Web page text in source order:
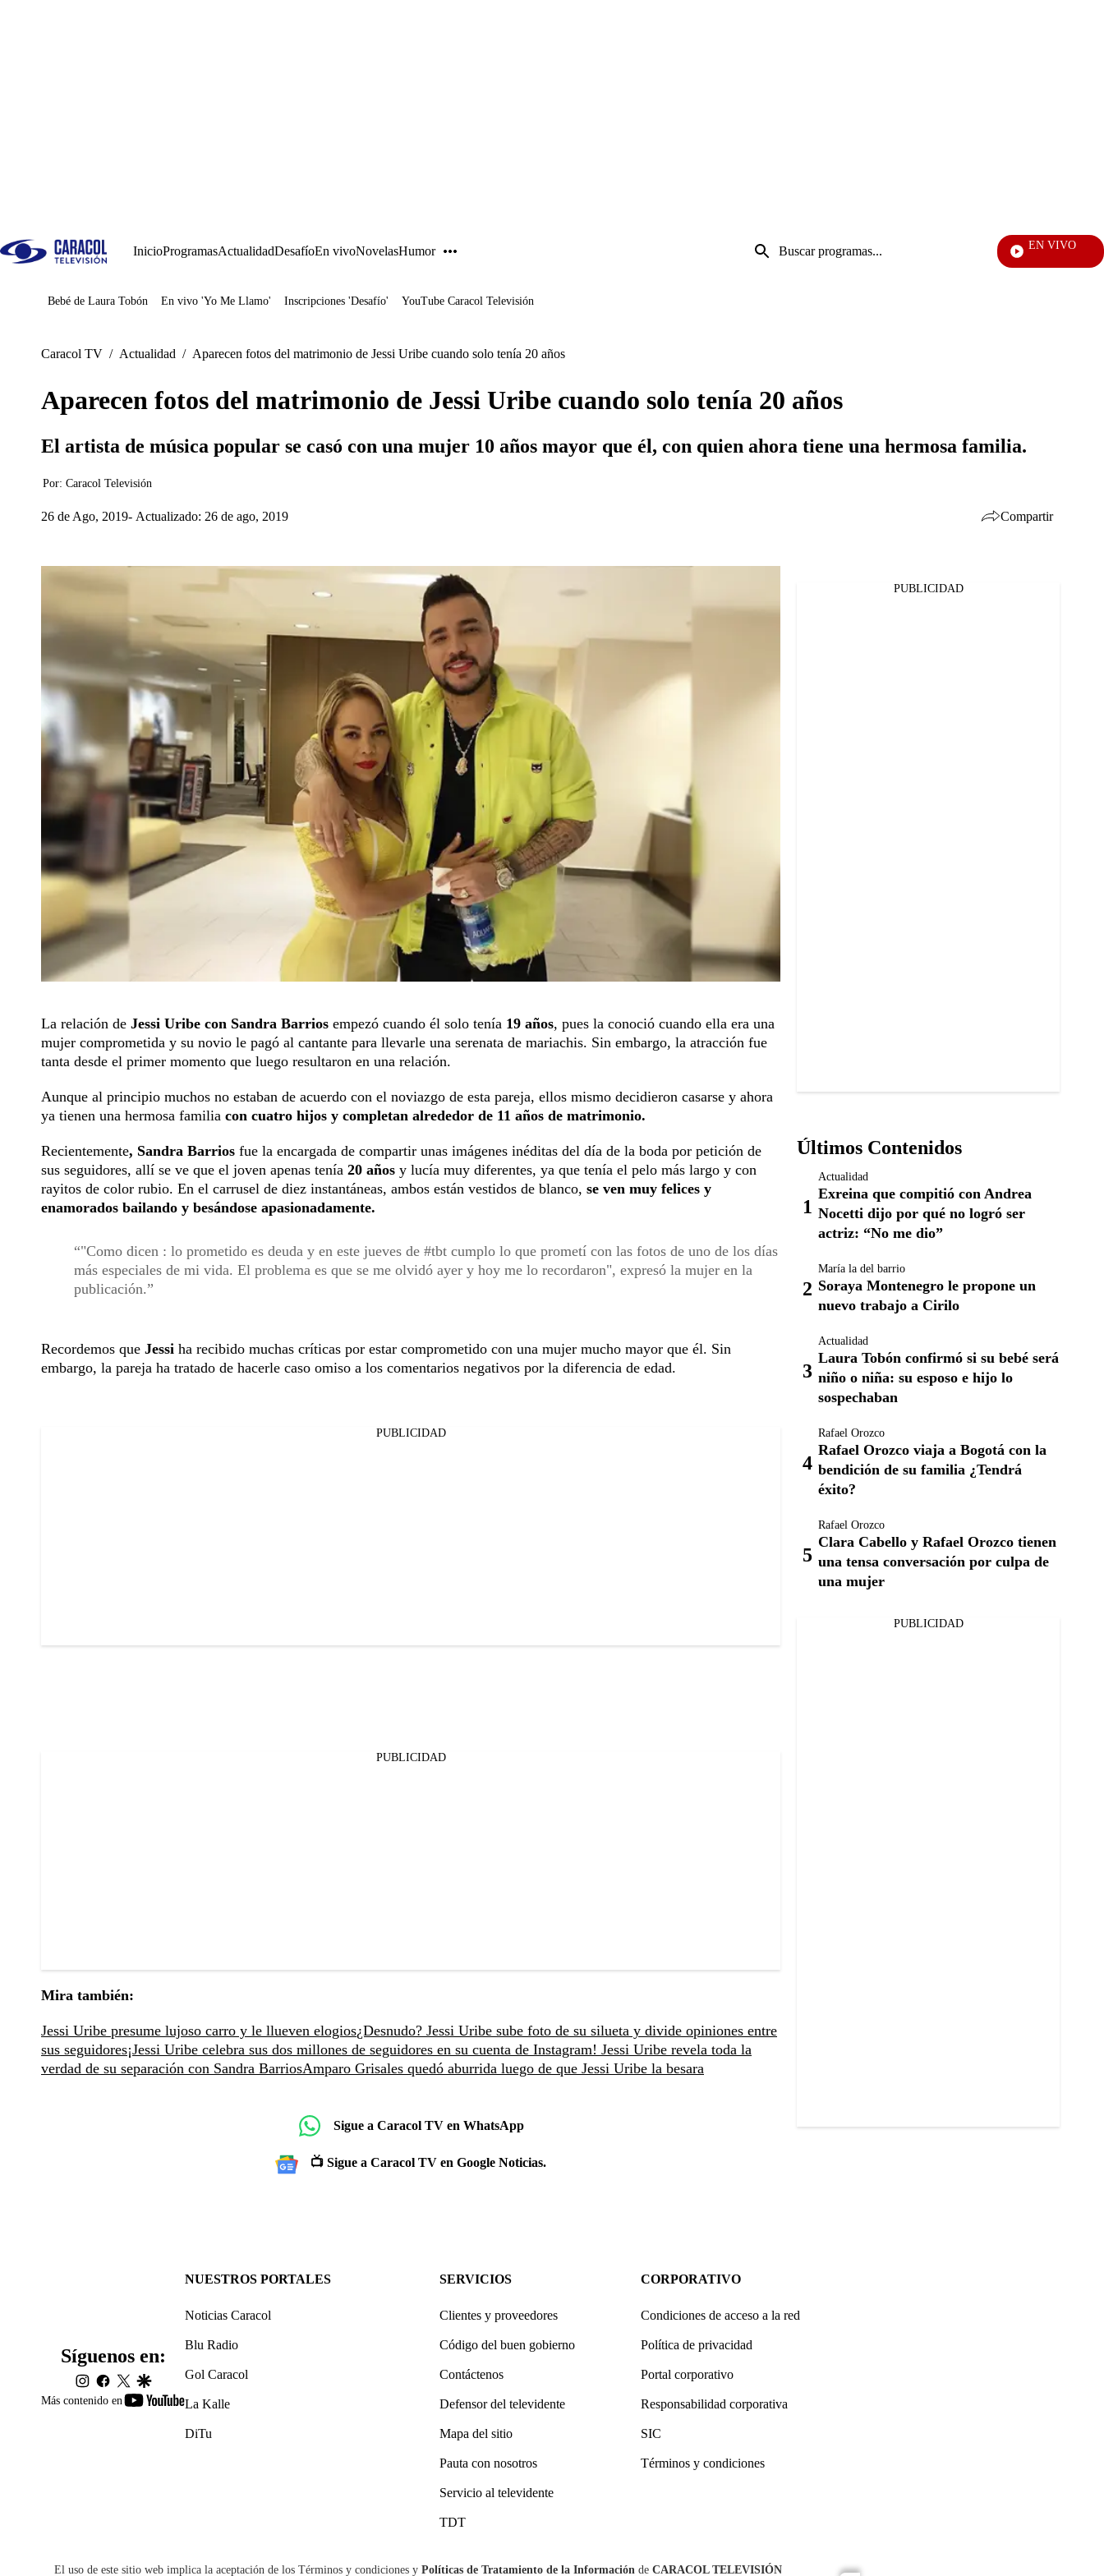
InicioProgramasActualidadDesafíoEn vivoNovelasHumor
Entrada
de
EN VIVO
Juegos
Bebé de Laura Tobón En vivo 'Yo Me Llamo' Inscripciones 'Desafío' YouTube Caracol Televisión
Caracol TV / Actualidad / Aparecen fotos del matrimonio de Jessi Uribe cuando solo tenía 20 años
Aparecen fotos del matrimonio de Jessi Uribe cuando solo tenía 20 años
El artista de música popular se casó con una mujer 10 años mayor que él, con quien ahora tiene una hermosa familia.
Por: Caracol Televisión
26 de Ago, 2019 Actualizado: 26 de ago, 2019 Compartir
La relación de Jessi Uribe con Sandra Barrios empezó cuando él solo tenía 19 años, pues la conoció cuando ella era una
mujer comprometida y su novio le pagó al cantante para llevarle una serenata de mariachis. Sin embargo, la atracción fue
tanta desde el primer momento que luego resultaron en una relación.
Aunque al principio muchos no estaban de acuerdo con el noviazgo de esta pareja, ellos mismo decidieron casarse y ahora
ya tienen una hermosa familia con cuatro hijos y completan alrededor de 11 años de matrimonio.
Recientemente, Sandra Barrios fue la encargada de compartir unas imágenes inéditas del día de la boda por petición de
sus seguidores, allí se ve que el joven apenas tenía 20 años y lucía muy diferentes, ya que tenía el pelo más largo y con
rayitos de color rubio. En el carrusel de diez instantáneas, ambos están vestidos de blanco, se ven muy felices y
enamorados bailando y besándose apasionadamente.
"Como dicen : lo prometido es deuda y en este jueves de #tbt cumplo lo que prometí con las fotos de uno de los días
más especiales de mi vida. El problema es que se me olvidó ayer y hoy me lo recordaron", expresó la mujer en la
publicación.
Recordemos que Jessi ha recibido muchas críticas por estar comprometido con una mujer mucho mayor que él. Sin
embargo, la pareja ha tratado de hacerle caso omiso a los comentarios negativos por la diferencia de edad.
PUBLICIDAD
PUBLICIDAD
Mira también:
Jessi Uribe presume lujoso carro y le llueven elogios¿Desnudo? Jessi Uribe sube foto de su silueta y divide opiniones entre
sus seguidores¡Jessi Uribe celebra sus dos millones de seguidores en su cuenta de Instagram! Jessi Uribe revela toda la
verdad de su separación con Sandra BarriosAmparo Grisales quedó aburrida luego de que Jessi Uribe la besara
Sigue a Caracol TV en WhatsApp
📺 Sigue a Caracol TV en Google Noticias.
PUBLICIDAD
Últimos Contenidos
Actualidad
Exreina que compitió con Andrea
Nocetti dijo por qué no logró ser
actriz: “No me dio”
María la del barrio
Soraya Montenegro le propone un
nuevo trabajo a Cirilo
Actualidad
Laura Tobón confirmó si su bebé será
niño o niña: su esposo e hijo lo
sospechaban
Rafael Orozco
Rafael Orozco viaja a Bogotá con la
bendición de su familia ¿Tendrá
éxito?
Rafael Orozco
Clara Cabello y Rafael Orozco tienen
una tensa conversación por culpa de
una mujer
PUBLICIDAD
Más contenido en
youtube-
Síguenos en:
instagram
facebook
twittergoogle
NUESTROS PORTALES
Noticias Caracol
Blu Radio
Gol Caracol
La Kalle
DiTu
SERVICIOS
Clientes y proveedores
Código del buen gobierno
Contáctenos
Defensor del televidente
Mapa del sitio
Pauta con nosotros
Servicio al televidente
TDT
CORPORATIVO
Condiciones de acceso a la red
Política de privacidad
Portal corporativo
Responsabilidad corporativa
SIC
Términos y condiciones
El uso de este sitio web implica la aceptación de los Términos y condiciones y Políticas de Tratamiento de la Información de CARACOL TELEVISIÓN